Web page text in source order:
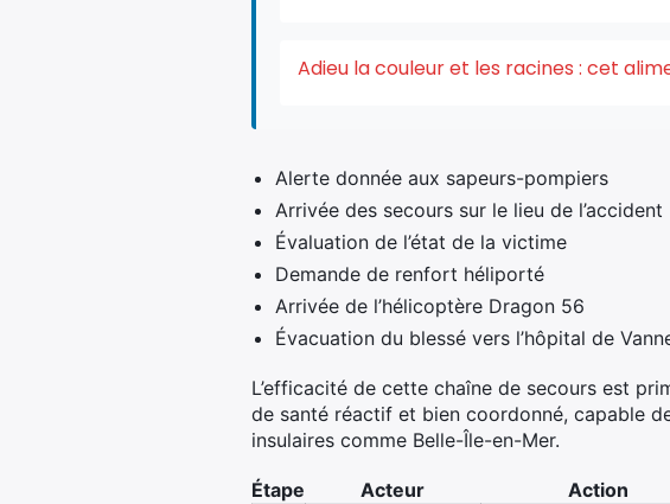
Adieu la couleur et les racines : cet
Alerte donnée aux sapeurs-pompiers
Arrivée des secours sur le lieu de l’accident
Évaluation de l’état de la victime
Demande de renfort héliporté
Arrivée de l’hélicoptère Dragon 56
Évacuation du blessé vers l’hôpital de
L’efficacité de cette chaîne de secours est
de santé réactif et bien coordonné, capable
insulaires comme Belle-Île-en-Mer.
Étape Acteur
Action